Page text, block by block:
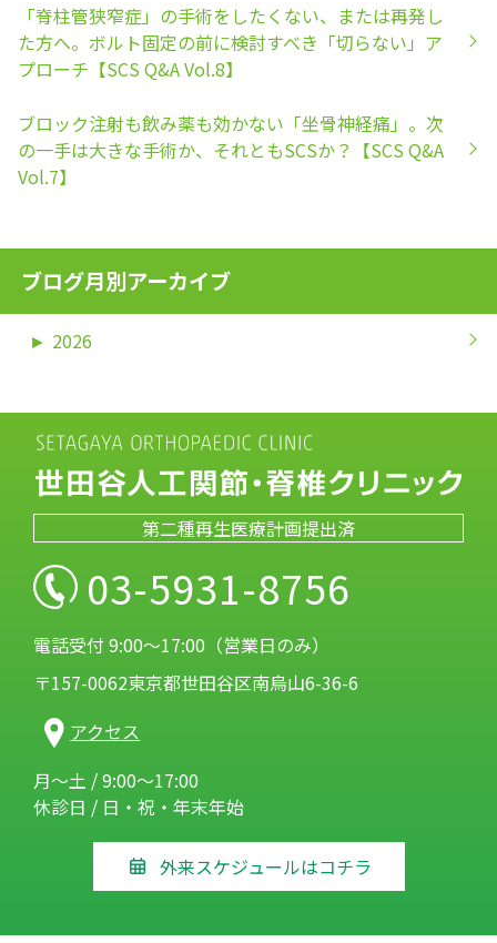
「脊柱管狭窄症」の手術をしたくない、または再発し
た方へ。ボルト固定の前に検討すべき「切らない」ア
プローチ【SCS Q&A Vol.8】
ブロック注射も飲み薬も効かない「坐骨神経痛」。次
の一手は大きな手術か、それともSCSか？【SCS Q&A
Vol.7】
ブログ月別アーカイブ
► 2026
第二種再生医療計画提出済
03-5931-8756
電話受付 9:00～17:00（営業日のみ）
〒157-0062東京都世田谷区南烏山6-36-6
アクセス
月～土 / 9:00～17:00
休診日 / 日・祝・年末年始
外来スケジュールはコチラ